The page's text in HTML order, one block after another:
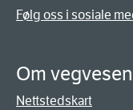
Følg oss i sosiale
Om
Nettstedskart